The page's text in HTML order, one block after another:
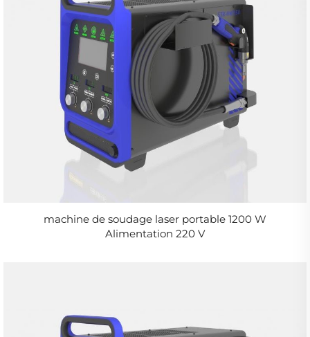
machine de soudage laser portable 1200 W
Alimentation 220 V